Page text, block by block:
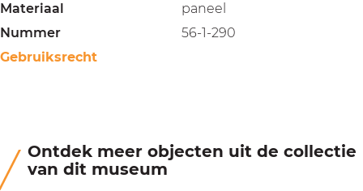
Materiaal
paneel
Nummer
56-1-290
Gebruiksrecht
Ontdek meer objecten uit de collectie
van dit museum